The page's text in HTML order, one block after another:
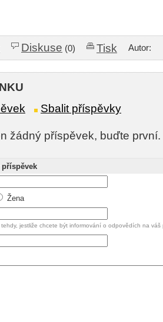
Diskuse (0) Tisk Autor:
Sbalit příspěvky
žádný příspěvek, buďte první.
Žena
jestliže chcete být informování o odpovědích na váš